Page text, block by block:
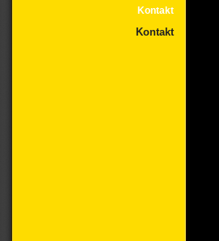
Kontakt
Kontakt